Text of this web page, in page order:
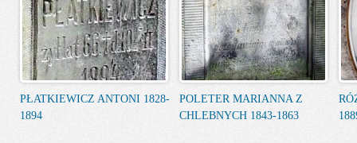
PŁATKIEWICZ ANTONI 1828-
1894
POLETER MARIANNA Z
CHLEBNYCH 1843-1863